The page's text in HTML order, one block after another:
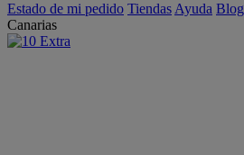
Estado de mi pedido Tiendas Ayuda Blog
Canarias